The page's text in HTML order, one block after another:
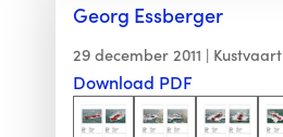
Georg Essberger
29 december 2011 Kustvaart
Download PDF